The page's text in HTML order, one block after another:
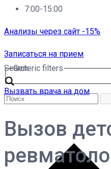
7:00-15:00
Анализы через сайт -15%
Записаться на прием
Search
Generic filters
Вызвать врача на дом
Вызов